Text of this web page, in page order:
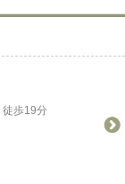
徒歩19分